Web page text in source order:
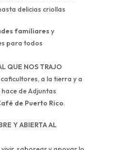
delicias criollas
familiares y
para todos
QUE NOS TRAJO
a la tierra y a
de Adjuntas
de Puerto Rico.
Y ABIERTA AL